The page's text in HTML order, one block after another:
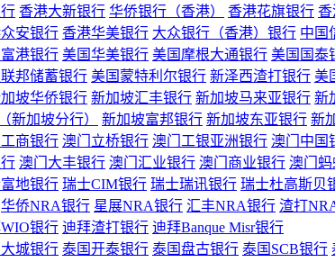
香港大新银行 华侨银行（香港） 香港花旗银行
安银行 香港华美银行 大众银行（香港）银行 中国
港银行 美国华美银行 美国摩根大通银行 美国国泰
邦储蓄银行 美国蒙特利尔银行 新泽西渣打银行 美
坡华侨银行 新加坡汇丰银行 新加坡马来亚银行 新
新加坡分行）
新加坡富邦银行 新加坡东亚银行 新
商银行 澳门立桥银行 澳门工银亚洲银行 澳门中国
澳门大丰银行 澳门汇业银行 澳门商业银行 澳门
地银行 瑞士CIM银行 瑞士瑞讯银行 瑞士杜高斯贝
华侨NRA银行 星展NRA银行 汇丰NRA银行 渣打
银行 迪拜渣打银行 迪拜Banque Misr银行
城银行 泰国开泰银行 泰国盘古银行 泰国SCB银行